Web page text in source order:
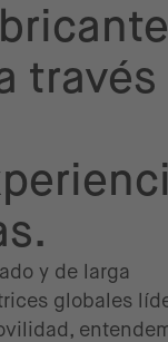
través
y de larga
globales